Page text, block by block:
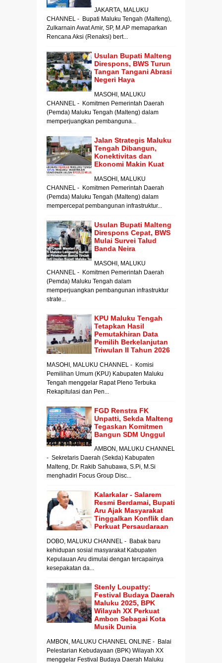
JAKARTA, MALUKU
CHANNEL - Bupati Maluku Tengah (Malteng),
Zulkarnain Awat Amir, SP, M.AP memaparkan
Rencana Aksi (Renaksi) bert...
Usulan Bupati Malteng
Direspons, BWS Turun
Tangan Tangani Abrasi
Negeri Haya
MASOHI, MALUKU
CHANNEL - Komitmen Pemerintah Daerah
(Pemda) Maluku Tengah (Malteng) dalam
memperjuangkan pembanguna...
Jalan Strategis Maluku
Tengah Dibangun,
Konektivitas dan
Ekonomi Makin Kuat
MASOHI, MALUKU
CHANNEL - Komitmen Pemerintah Daerah
(Pemda) Maluku Tengah (Malteng) dalam
mempercepat pembangunan infrastruktur...
Usulan Bupati Malteng
Direspons Cepat, BWS
Mulai Survei Talud
Banda Neira
MASOHI, MALUKU
CHANNEL - Komitmen Pemerintah Daerah
(Pemda) Maluku Tengah dalam
memperjuangkan pembangunan infrastruktur
strate...
KPU Maluku Tengah
Tetapkan Hasil
Pemutakhiran Data
Pemilih Berkelanjutan
Triwulan II Tahun 2026
MASOHI, MALUKU CHANNEL - Komisi
Pemilihan Umum (KPU) Kabupaten Maluku
Tengah menggelar Rapat Pleno Terbuka
Rekapitulasi dan Pen...
FGD Renstra FK
Unpatti, Sekda Malteng
Tegaskan Komitmen
Bangun SDM Unggul
AMBON, MALUKU CHANNEL
- Sekretaris Daerah (Sekda) Kabupaten
Malteng, Dr. Rakib Sahubawa, S.Pi, M.Si
menghadiri Focus Group Disc...
Kalarkalar - Salarem
Resmi Berdamai, Bupati
Aru Ajak Masyarakat
Tinggalkan Konflik dan
Perkuat Persaudaraan
DOBO, MALUKU CHANNEL - Babak baru
kehidupan sosial masyarakat Kabupaten
Kepulauan Aru dimulai dengan tercapainya
kesepakatan da...
Stenly Loupatty:
Festival Budaya Daerah
Maluku 2025, BPK
Wilayah XX Perkuat
Ambon Sebagai Kota
Musik Dunia
AMBON, MALUKU CHANNEL ONLINE - Balai
Pelestarian Kebudayaan (BPK) Wilayah XX
menggelar Festival Budaya Daerah Maluku